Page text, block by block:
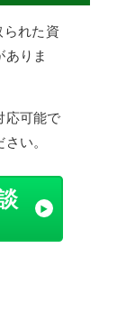
れた資
ありま
応可能で
い。